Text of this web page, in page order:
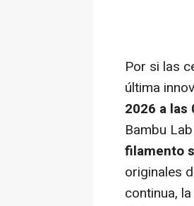
Por si las
última
2026 a las
Bambu
filamento
originales
continua,